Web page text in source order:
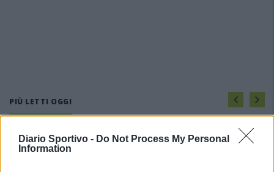
Diario Sportivo - Do Not Process My Personal
Information
PIÙ LETTI OGGI
Amichevole Ossese: 3-1 al Cagliari Primavera,